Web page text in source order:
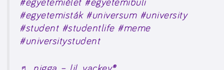
#egyetemisták #universum #university
#student #studentlife #meme
#universitystudent